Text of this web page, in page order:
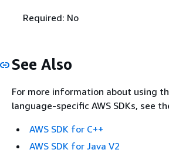
Required: No
See Also
For more information about using
language-specific AWS SDKs, see
AWS SDK for C++
AWS SDK for Java V2